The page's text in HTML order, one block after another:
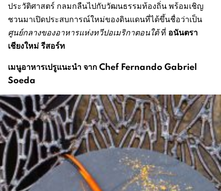
ประวัติศาสตร์ กลมกลืนไปกับวัฒนธรรมท้องถิ่น พร้อมเชิญ
ชวนมาเปิดประสบการณ์ใหม่ของดินแดนที่ได้ขึ้นชื่อว่าเป็น
ศูนย์กลางของอาหารแห่งทวีปอเมริกาตอนใต้ที่ อนันตรา
เชียงใหม่ รีสอร์ท
เมนูอาหารเปรูแนะนำ จากChef Fernando Gabriel
Soeda